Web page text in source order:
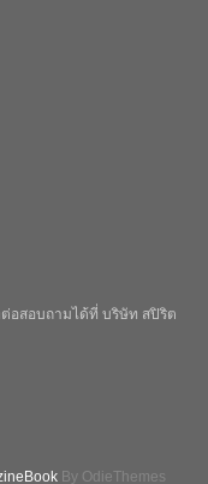
อสอบถามได้ที่ บริษัท สปิริต
By OdieThemes